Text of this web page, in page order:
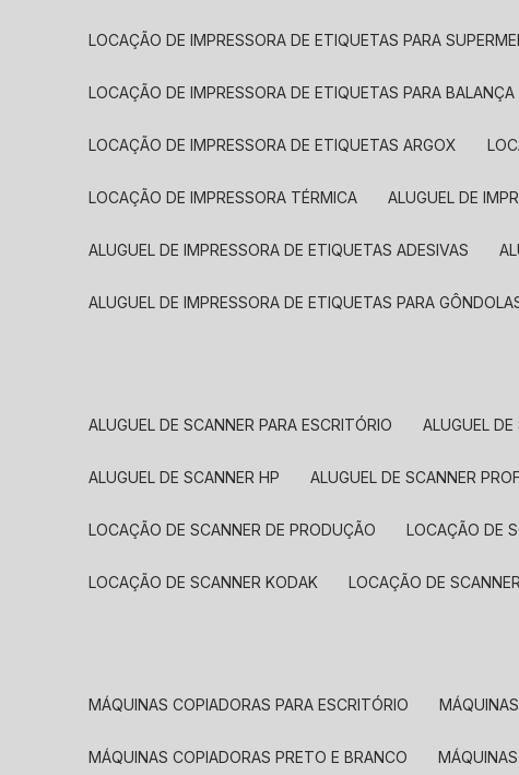
LOCAÇÃO DE IMPRESSORA DE ETIQUETAS PARA
LOCAÇÃO DE IMPRESSORA DE ETIQUETAS PARA BALANÇA
LOCAÇÃO DE IMPRESSORA DE ETIQUETAS ARGOX
LOCAÇÃO DE IMPRESSORA TÉRMICA ALUGUEL DE
ALUGUEL DE IMPRESSORA DE ETIQUETAS ADESIVAS
ALUGUEL DE IMPRESSORA DE ETIQUETAS PARA
ALUGUEL DE SCANNER PARA ESCRITÓRIO ALUGUEL
ALUGUEL DE SCANNER HP ALUGUEL DE SCANNER
LOCAÇÃO DE SCANNER DE PRODUÇÃO LOCAÇÃO DE
LOCAÇÃO DE SCANNER KODAK LOCAÇÃO DE SCANNER
MÁQUINAS COPIADORAS PARA ESCRITÓRIO
MÁQUINAS COPIADORAS PRETO E BRANCO